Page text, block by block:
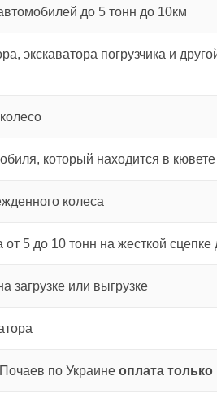
до 5 тонн до 10км
экскаватора погрузчика и
который находится в кювете
колеса
от 5 до 10 тонн на жесткой сцепке
загрузке или выгрузке
по Украине оплата